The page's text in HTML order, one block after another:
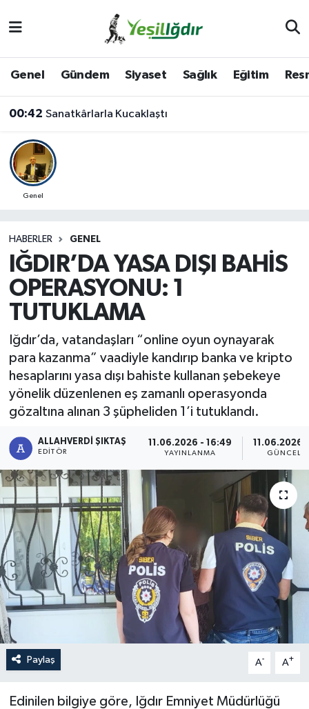
Genel Gündem Siyaset Sağlık Eğitim
00:42 Sanatkârlarla Kucaklaştı
Genel
HABERLER GENEL
IĞDIR’DA YASA DIŞI BAHİS
OPERASYONU: 1
TUTUKLAMA
Iğdır’da, vatandaşları “online oyun oynayarak
para kazanma” vaadiyle kandırıp banka ve kripto
hesaplarını yasa dışı bahiste kullanan şebekeye
yönelik düzenlenen eş zamanlı operasyonda
gözaltına alınan 3 şüpheliden 1’i tutuklandı.
ALLAHVERDI ŞIKTAŞ
EDITÖR
11.06.2026 - 16:49
YAYINLANMA
11.06.2026
Paylaş A- A+
Edinilen bilgiye göre, Iğdır Emniyet Müdürlüğü
Iğdır Trafik Yoğunluk Haritası
Süper Lig Puan Durumu ve Fikstür
Son Dakika Haberleri
Haber Arşivi